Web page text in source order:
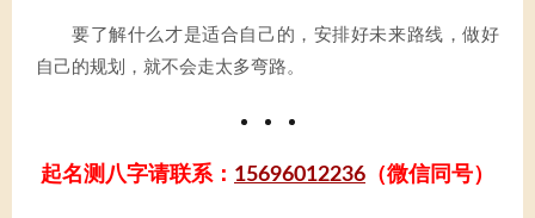
要了解什么才是适合自己的，安排好未来路线，做好
自己的规划，就不会走太多弯路。
起名测八字请联系： 15696012236 （微信同号）